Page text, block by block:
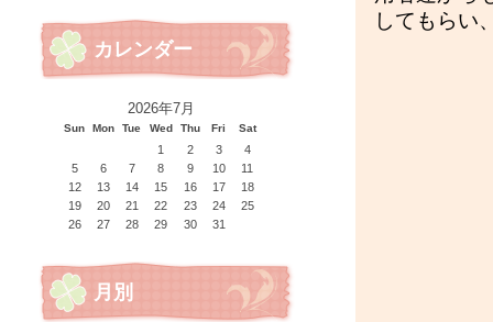
してもらい
カレンダー
2026年7月
Sun Mon Tue Wed Thu Fri Sat
1 2 3
4
5
6 7 8 9 10
11
12
13 14 15 16 17
18
19
20 21 22 23 24
25
26
27 28 29 30 31
月別